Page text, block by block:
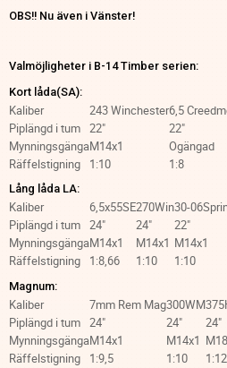
OBS!! Nu även i Vänster!
Valmöjligheter i B-14 Timber serien:
Kort låda(SA):
Kaliber 243 Winchester6,5
Piplängd i tum 22" 22"
MynningsgängaM14x1 Ogängad
Räffelstigning
1:10 1:8
Lång låda LA:
Kaliber 6,5x55SE270Win30-
Piplängd i tum 24" 24" 22"
MynningsgängaM14x1 M14x1 M14x1
Räffelstigning
1:8,66 1:10 1:10
Magnum:
Kaliber 7mm Rem Mag300WM
Piplängd i tum 24" 24"
24"
MynningsgängaM14x1 M14x1
Räffelstigning
1:9,5 1:10 1:12